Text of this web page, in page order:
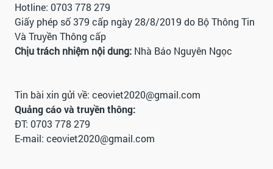
Hotline: 0703 778 279
Giấy phép số 379 cấp ngày 28/8/2019 do Bộ Thông Tin
Và Truyền Thông cấp
Chịu trách nhiệm nội dung:Nhà Báo Nguyên Ngọc
Tin bài xin gửi về: ceoviet2020@gmail.com
Quảng cáo và truyền thông:
ĐT: 0703 778 279
E-mail: ceoviet2020@gmail.com